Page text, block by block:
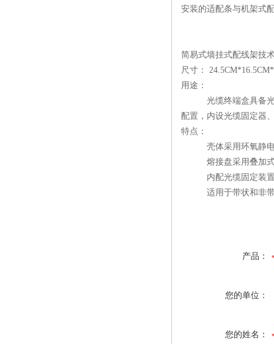
安装的适配条与机架式
简易式墙挂式配线架技
尺寸：
用途：
光缆终端盒具备光缆
配置，内设光缆固定器
特点：
壳体采用环氧静电
熔接盘采用叠加式结
内配光缆固定装置
适用于带状和非带
产品：
您的单位：
您的姓名：